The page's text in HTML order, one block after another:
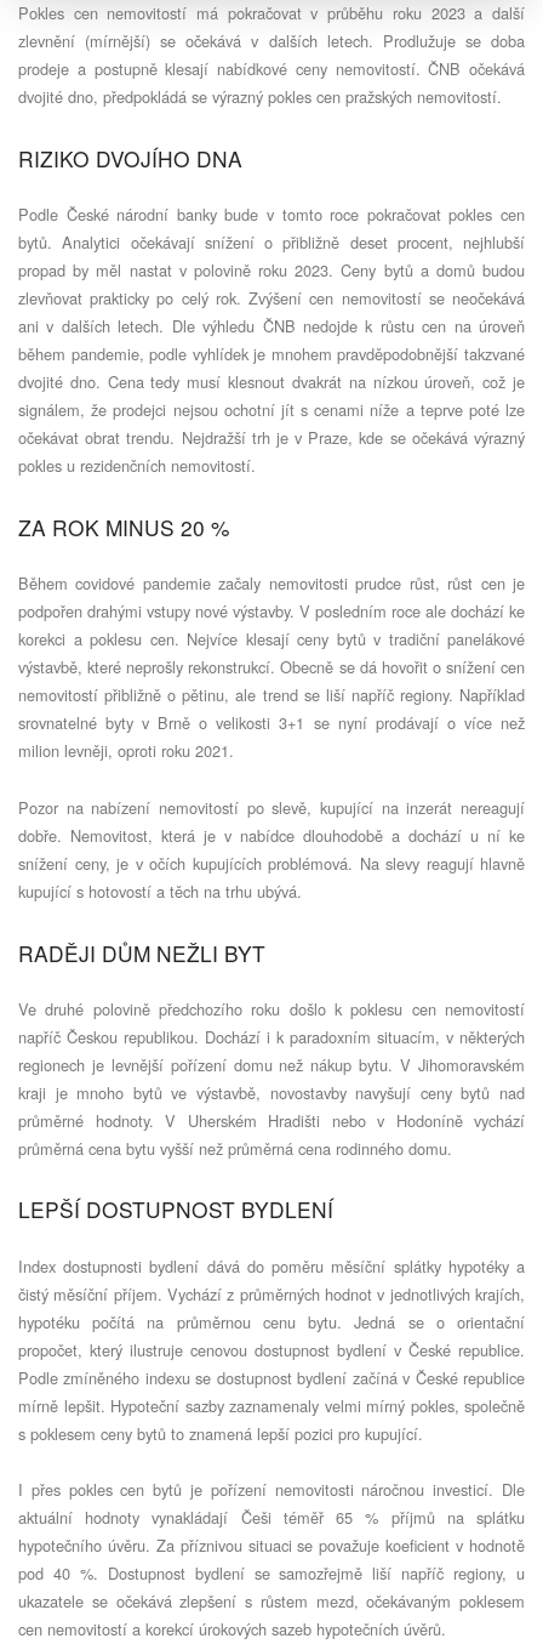
Pokles cen nemovitostí má pokračovat v průběhu roku 2023 a další
zlevnění (mírnější) se očekává v dalších letech. Prodlužuje se doba
prodeje a postupně klesají nabídkové ceny nemovitostí. ČNB očekává
dvojité dno, předpokládá se výrazný pokles cen pražských nemovitostí.
RIZIKO DVOJÍHO DNA
Podle České národní banky bude v tomto roce pokračovat pokles cen
bytů. Analytici očekávají snížení o přibližně deset procent, nejhlubší
propad by měl nastat v polovině roku 2023. Ceny bytů a domů budou
zlevňovat prakticky po celý rok. Zvýšení cen nemovitostí se neočekává
ani v dalších letech. Dle výhledu ČNB nedojde k růstu cen na úroveň
během pandemie, podle vyhlídek je mnohem pravděpodobnější takzvané
dvojité dno. Cena tedy musí klesnout dvakrát na nízkou úroveň, což je
signálem, že prodejci nejsou ochotní jít s cenami níže a teprve poté lze
očekávat obrat trendu. Nejdražší trh je v Praze, kde se očekává výrazný
pokles u rezidenčních nemovitostí.
ZA ROK MINUS 20 %
Během covidové pandemie začaly nemovitosti prudce růst, růst cen je
podpořen drahými vstupy nové výstavby. V posledním roce ale dochází ke
korekci a poklesu cen. Nejvíce klesají ceny bytů v tradiční panelákové
výstavbě, které neprošly rekonstrukcí. Obecně se dá hovořit o snížení cen
nemovitostí přibližně o pětinu, ale trend se liší napříč regiony. Například
srovnatelné byty v Brně o velikosti 3+1 se nyní prodávají o více než
milion levněji, oproti roku 2021.
Pozor na nabízení nemovitostí po slevě, kupující na inzerát nereagují
dobře. Nemovitost, která je v nabídce dlouhodobě a dochází u ní ke
snížení ceny, je v očích kupujících problémová. Na slevy reagují hlavně
kupující s hotovostí a těch na trhu ubývá.
RADĚJI DŮM NEŽLI BYT
Ve druhé polovině předchozího roku došlo k poklesu cen nemovitostí
napříč Českou republikou. Dochází i k paradoxním situacím, v některých
regionech je levnější pořízení domu než nákup bytu. V Jihomoravském
kraji je mnoho bytů ve výstavbě, novostavby navyšují ceny bytů nad
průměrné hodnoty. V Uherském Hradišti nebo v Hodoníně vychází
průměrná cena bytu vyšší než průměrná cena rodinného domu.
LEPŠÍ DOSTUPNOST BYDLENÍ
Index dostupnosti bydlení dává do poměru měsíční splátky hypotéky a
čistý měsíční příjem. Vychází z průměrných hodnot v jednotlivých krajích,
hypotéku počítá na průměrnou cenu bytu. Jedná se o orientační
propočet, který ilustruje cenovou dostupnost bydlení v České republice.
Podle zmíněného indexu se dostupnost bydlení začíná v České republice
mírně lepšit. Hypoteční sazby zaznamenaly velmi mírný pokles, společně
s poklesem ceny bytů to znamená lepší pozici pro kupující.
I přes pokles cen bytů je pořízení nemovitosti náročnou investicí. Dle
aktuální hodnoty vynakládají Češi téměř 65 % příjmů na splátku
hypotečního úvěru. Za příznivou situaci se považuje koeficient v hodnotě
pod 40 %. Dostupnost bydlení se samozřejmě liší napříč regiony, u
ukazatele se očekává zlepšení s růstem mezd, očekávaným poklesem
cen nemovitostí a korekcí úrokových sazeb hypotečních úvěrů.